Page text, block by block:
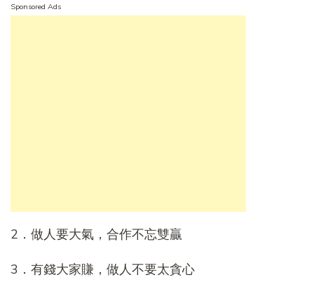
Sponsored Ads
2．做人要大氣，合作不忘雙贏
3．有錢大家賺，做人不要太貪心